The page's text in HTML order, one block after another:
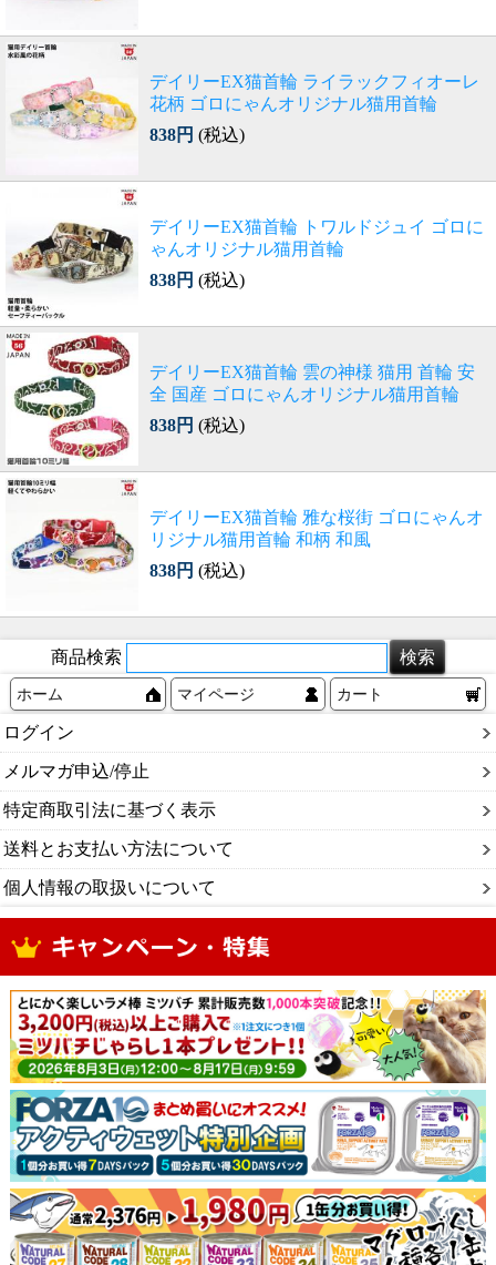
デイリーEX猫首輪 ライラックフィオーレ
花柄 ゴロにゃんオリジナル猫用首輪
838円 (税込)
デイリーEX猫首輪 トワルドジュイ ゴロに
ゃんオリジナル猫用首輪
838円 (税込)
デイリーEX猫首輪 雲の神様 猫用 首輪 安
全 国産 ゴロにゃんオリジナル猫用首輪
838円 (税込)
デイリーEX猫首輪 雅な桜街 ゴロにゃんオ
リジナル猫用首輪 和柄 和風
838円 (税込)
商品検索
ホーム マイページ カート
ログイン
メルマガ申込/停止
特定商取引法に基づく表示
送料とお支払い方法について
個人情報の取扱いについて